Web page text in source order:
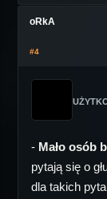
oRkA
#4
- Mało osób
pytają się o
dla takich